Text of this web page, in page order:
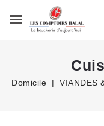
Domicile VIANDES